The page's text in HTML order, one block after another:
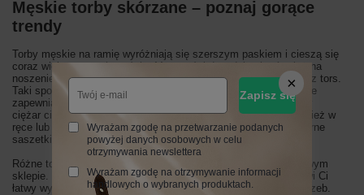
Męskie torby skórzane – poznaj gorące
trendy
Torby męskie na ramię wyróżniają się szerszym paskiem i cieszą się
coraz większą popularnością. Mężczyźni decydują się również na
noszenie torebek z dłuższym paskiem, które przewieszają przez tors.
Taki sposób noszenia jest wygodny i praktyczny, a jednocześnie
zapewnia swobodę ruchów. Ponadto równomiernie rozkłada cały
ciężar ciała podczas chodzenia. Wielu panów nosi dodatki również w
ręce lub w talii, na odpowiednio regulowanym pasku, np. popularne
saszetki.
Różne torby ze skóry męskie są dostępne w naszym internetowym
sklepie. Prezentują one wiele kształtów i rozmiarów, co umożliwi Ci
łatwy wybór modelu odpowiednio dopasowanego do Twoich potrzeb.
Zapisz się
Wyrażam zgodę na przetwarzanie podanych
powyżej danych osobowych w celu
otrzymywania newslettera
Wyrażam zgodę na otrzymywanie informacji
handlowych o wybranych produktach.